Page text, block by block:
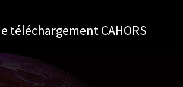
téléchargement CAHORS